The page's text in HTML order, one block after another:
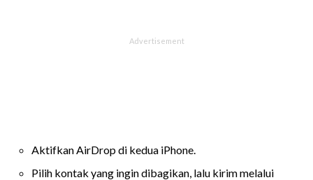
Aktifkan AirDrop di kedua iPhone.
Pilih kontak yang ingin dibagikan, lalu kirim melalui